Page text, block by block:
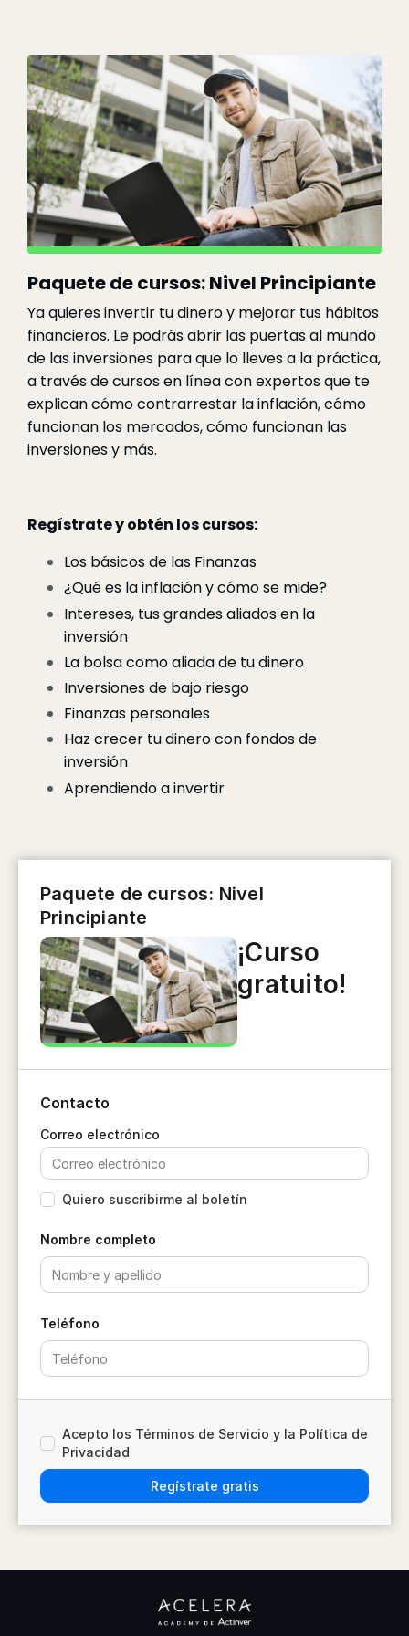
Paquete de cursos: Nivel Principiante
Ya quieres invertir tu dinero y mejorar tus hábitos
financieros. Le podrás abrir las puertas al mundo
de las inversiones para que lo lleves a la práctica,
a través de cursos en línea con expertos que te
explican cómo contrarrestar la inflación, cómo
funcionan los mercados, cómo funcionan las
inversiones y más.
Regístrate y obtén los cursos:
Los básicos de las Finanzas
¿Qué es la inflación y cómo se mide?
Intereses, tus grandes aliados en la
inversión
La bolsa como aliada de tu dinero
Inversiones de bajo riesgo
Finanzas personales
Haz crecer tu dinero con fondos de
inversión
Aprendiendo a invertir
Paquete de cursos: Nivel
Principiante
¡Curso
gratuito!
Contacto
Quiero suscribirme al boletín
Nombre completo
Teléfono
Acepto los Términos de Servicio y la Política de
Privacidad
Regístrate gratis